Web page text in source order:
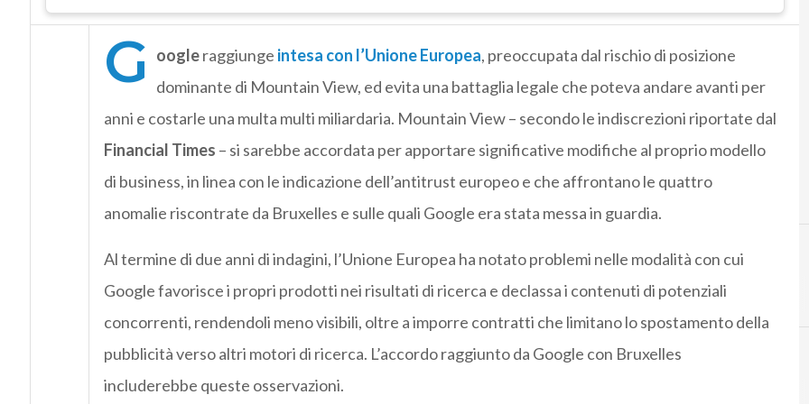
G oogleraggiunge intesa con l’Unione Europea, preoccupata dal rischio di posizione
dominante di Mountain View, ed evita una battaglia legale che poteva andare avanti per
anni e costarle una multa multi miliardaria. Mountain View – secondo le indiscrezioni riportate dal
Financial Times – si sarebbe accordata per apportare significative modifiche al proprio modello
di business, in linea con le indicazione dell’antitrust europeo e che affrontano le quattro
anomalie riscontrate da Bruxelles e sulle quali Google era stata messa in guardia.
Al termine di due anni di indagini, l’Unione Europea ha notato problemi nelle modalità con cui
Google favorisce i propri prodotti nei risultati di ricerca e declassa i contenuti di potenziali
concorrenti, rendendoli meno visibili, oltre a imporre contratti che limitano lo spostamento della
pubblicità verso altri motori di ricerca. L’accordo raggiunto da Google con Bruxelles
includerebbe queste osservazioni.
E
expedia F financial times